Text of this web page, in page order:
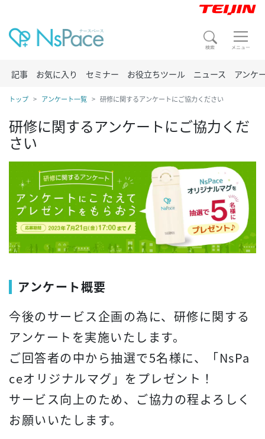
記事 お気に入り セミナー お役立ちツール ニュース アンケ
トップ アンケート一覧 研修に関するアンケートにご協力ください
研修に関するアンケートにご協力くだ
さい
アンケート概要
今後のサービス企画の為に、研修に関する
アンケートを実施いたします。
ご回答者の中から抽選で5名様に、「NsPa
ceオリジナルマグ」をプレゼント！
サービス向上のため、ご協力の程よろしく
お願いいたします。